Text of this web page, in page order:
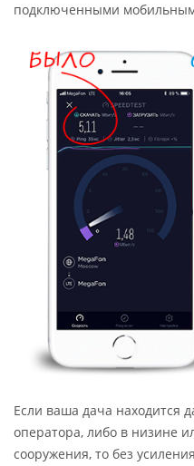
подключенными
Если ваша дача находится
оператора, либо в низине
сооружения, то без